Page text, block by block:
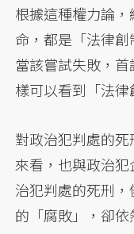
根據這種權力論
命，都是「法律創
當該嘗試失敗，
樣可以看到「法律
對政治犯判處的
來看，也與政治
治犯判處的死刑
的「腐敗」，卻依